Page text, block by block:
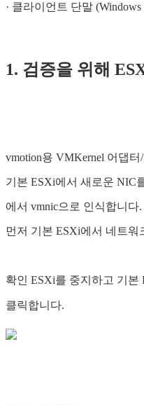
· 클라이언트 단말
1. 검증을 위해
vmotion용 VMKernel 어댑
기본 ESXi에서 새로운 NIC
에서 vmnic으로 인식합니다.
먼저 기본 ESXi에서 네트워
확인 ESXi를 중지하고 기본
클릭합니다.